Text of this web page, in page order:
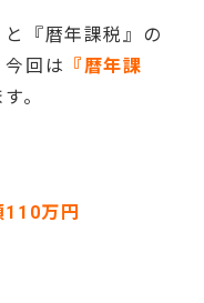
『暦年課税』の
回は 『暦年課
。
110万円